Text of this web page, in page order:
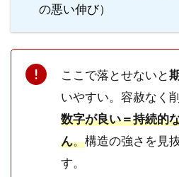
ち条
た条
記録
Step
4｜条
件を
一つ
の悪い伸び）
ここで落とせないと
いやすい。容赦なく削
数字が良い＝持続的
ん。構造の強さを見
す。